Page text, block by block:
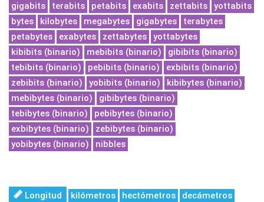
gigabits
terabits petabits exabits zettabits
yottabits
bytes
kilobytes megabytes gigabytes
terabytes
petabytes
exabytes zettabytes
yottabytes
kibibits (binario)
mebibits (binario)
gibibits (binario)
tebibits (binario)
pebibits (binario)
exbibits (binario)
zebibits (binario)
yobibits (binario)
kibibytes (binario)
mebibytes (binario)
gibibytes (binario)
tebibytes (binario)
pebibytes (binario)
exbibytes (binario)
zebibytes (binario)
yobibytes (binario)
nibbles
Longitud kilómetros hectómetros
decámetros